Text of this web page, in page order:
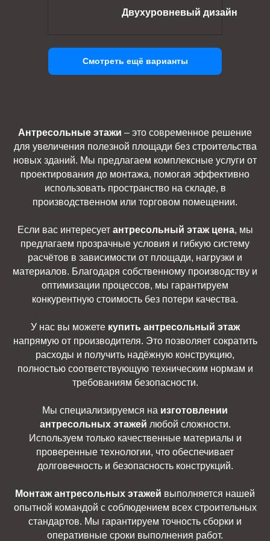
Двухуровневый дизайн
Смотреть ещё варианты
Антресольные этажи – это современное решение
для увеличения полезной площади без строительства
новых зданий. Мы предлагаем комплексные услуги от
проектирования до монтажа, помогая эффективно
использовать пространство на складе, в
производственном или торговом помещении.
Если вас интересует антресольный этаж цена, мы
предлагаем прозрачные условия и гибкую систему
расчётов в зависимости от площади, нагрузки и
материалов. Благодаря собственному производству и
оптимизации процессов, мы гарантируем
конкурентную стоимость без потери качества.
У нас вы можете купить антресольный этаж
напрямую от производителя. Это позволяет сократить
расходы и получить надёжную конструкцию,
полностью соответствующую техническим нормам и
требованиям безопасности.
Мы специализируемся на изготовлении
антресольных этажей любой сложности.
Используем только качественные материалы и
проверенные технологии, что обеспечивает
долговечность и безопасность конструкций.
Монтаж антресольных этажей выполняется нашей
опытной командой с соблюдением всех строительных
стандартов. Мы гарантируем точность сборки и
оперативные сроки выполнения работ.